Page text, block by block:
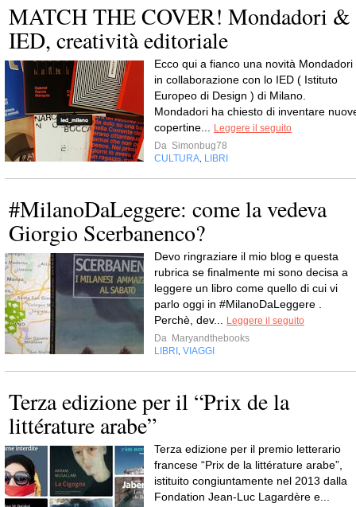
MATCH THE COVER! Mondadori &
IED, creatività editoriale
Ecco qui a fianco una novità Mondadori
in collaborazione con lo IED ( Istituto
Europeo di Design ) di Milano.
Mondadori ha chiesto di inventare
copertine...
Leggere il seguito
Da Simonbug78
CULTURA LIBRI
#MilanoDaLeggere: come la vedeva
Giorgio Scerbanenco?
Devo ringraziare il mio blog e questa
rubrica se finalmente mi sono decisa a
leggere un libro come quello di cui vi
parlo oggi in #MilanoDaLeggere .
Perchè, dev...
Leggere il seguito
Da Maryandthebooks
LIBRI
VIAGGI
Terza edizione per il “Prix de la
littérature arabe”
Terza edizione per il premio letterario
francese “Prix de la littérature arabe”,
istituito congiuntamente nel 2013 dalla
Fondation Jean-Luc Lagardère e...